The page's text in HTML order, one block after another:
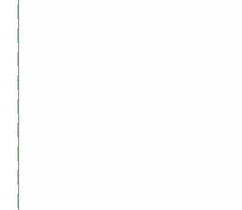
Горалик, Линор
Гордер, Юстейн
Горький, Максим
Гофман, Эрнст Теодор
Гребнев, Григорий
Грибачев, Николай
Гросс, Павел
Грэм, Кеннет
Губарев, Виталий